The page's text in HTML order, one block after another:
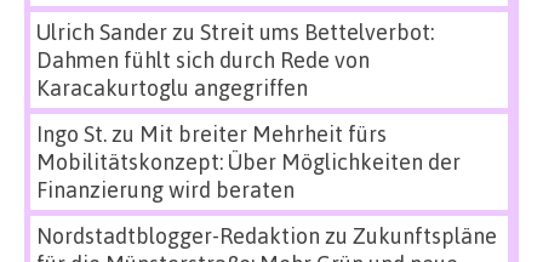
Ulrich Sanderzu Streit ums Bettelverbot:
Dahmen fühlt sich durch Rede von
Karacakurtoglu angegriffen
Ingo St.zu Mit breiter Mehrheit fürs
Mobilitätskonzept: Über Möglichkeiten der
Finanzierung wird beraten
Nordstadtblogger-Redaktion zu Zukunftspläne